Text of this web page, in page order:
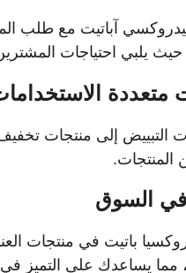
آباتيت مع طلب
حيث يلبي احتياجات
متعددة
التبييض إلى منتجات
المنتجات.
في السوق
باتيت في منتجات
مما يساعدك على التميز